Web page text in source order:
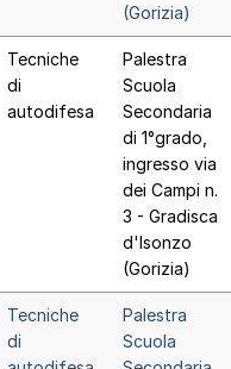
(Gorizia)
Tecniche
di
autodifesa
Palestra
Scuola
Secondaria
di 1°grado,
ingresso via
dei Campi n.
3 - Gradisca
d'Isonzo
(Gorizia)
Tecniche
di
Palestra
Scuola